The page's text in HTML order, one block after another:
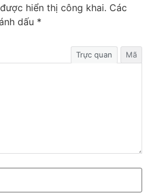
hiển thị công khai. Các
dấu *
Trực quan Mã